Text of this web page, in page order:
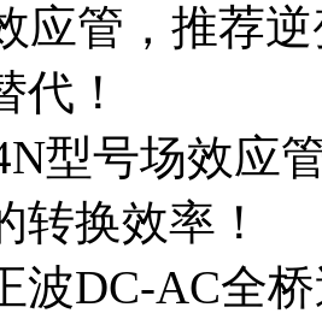
应管，推荐
代！
型号场效应
转换效率！
波DC-AC全